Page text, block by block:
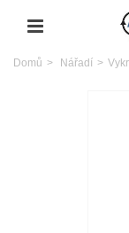
Domů > Nářadí >